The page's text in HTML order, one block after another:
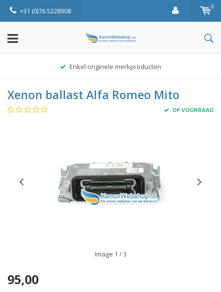
+31 (0)76 5228908 0
Enkel originele merkproducten
Xenon ballast Alfa Romeo Mito
OP VOORRAAD
Image 1 / 3
95,00